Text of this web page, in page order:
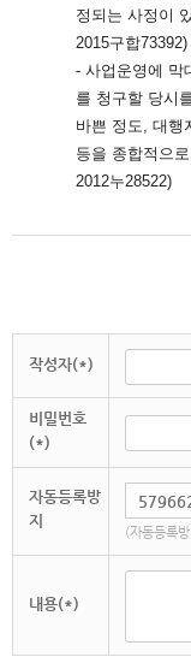
정되는 사정이
2015구합73392)
- 사업운영에 막
를 청구할 당시
바쁜 정도, 대행
등을 종합적으
2012누28522)
작성자(*)
비밀번호
(*)
자동등록방
지
(자동등록
내용(*)